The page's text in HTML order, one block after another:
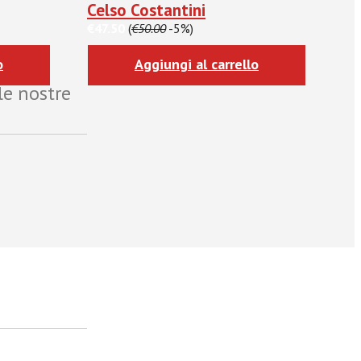
Celso Costantini
(€50.00-5%)
Aggiungi al carrello
nostre